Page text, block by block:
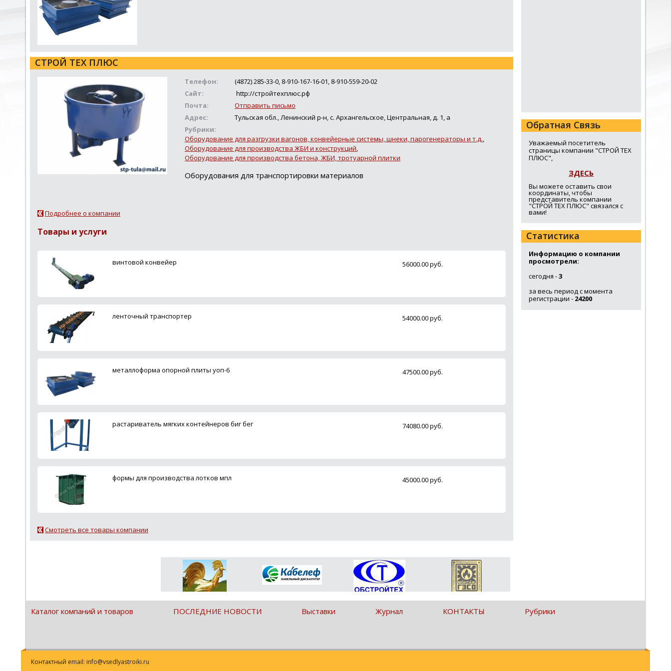
СТРОЙ ТЕХ ПЛЮС
Телефон:
(4872) 285-33-0, 8-910-167-16-01, 8-910-559-20-02
Сайт:
http://стройтехплюс.рф
Почта:
Отправить письмо
Адрес:
Тульская обл., Ленинский р-н, с. Архангельское, Центральная, д. 1, а
Рубрики:
Оборудование для разгрузки вагонов, конвейерные системы, шнеки, парогенераторы и т.д.,
Оборудование для производства ЖБИ и конструкций,
Оборудование для производства бетона, ЖБИ, тротуарной плитки
Оборудования для транспортировки материалов
Подробнее о компании
Товары и услуги
винтовой конвейер 56000.00 руб.
ленточный транспортер 54000.00 руб.
металлоформа опорной плиты уоп-6 47500.00 руб.
растариватель мягких контейнеров биг бег 74080.00 руб.
формы для производства лотков мпл 45000.00 руб.
Смотреть все товары компании
Обратная Связь
Уважаемый посетитель
страницы компании "СТРОЙ ТЕХ
ПЛЮС",
ЗДЕСЬ
Вы можете оставить свои
координаты, чтобы
представитель компании
"СТРОЙ ТЕХ ПЛЮС" связался с
вами!
Статистика
Информацию о компании
просмотрели:
сегодня -3
за весь период с момента
регистрации - 24200
Каталог компаний и товаров ПОСЛЕДНИЕ НОВОСТИ Выставки Журнал КОНТАКТЫ Рубрики
Контактный email: info@vsedlyastroiki.ru